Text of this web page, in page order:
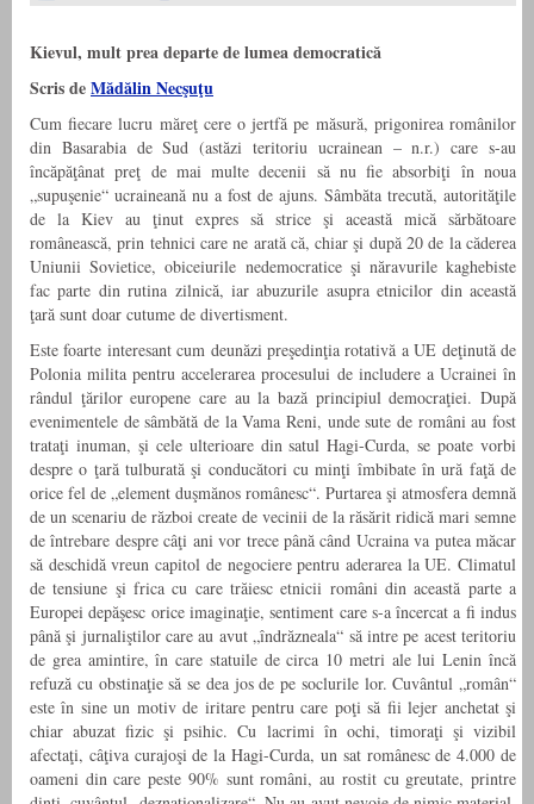
Kievul, mult prea departe de lumea democratică
Scris deMădălin Necşuţu
Cum fiecare lucru măreţ cere o jertfă pe măsură, prigonirea românilor
din Basarabia de Sud (astăzi teritoriu ucrainean – n.r.) care s-au
încăpăţânat preţ de mai multe decenii să nu fie absorbiţi în noua
„supuşenie“ ucraineană nu a fost de ajuns. Sâmbăta trecută, autorităţile
de la Kiev au ţinut expres să strice şi această mică sărbătoare
românească, prin tehnici care ne arată că, chiar şi după 20 de la căderea
Uniunii Sovietice, obiceiurile nedemocratice şi năravurile kaghebiste
fac parte din rutina zilnică, iar abuzurile asupra etnicilor din această
ţară sunt doar cutume de divertisment.
Este foarte interesant cum deunăzi preşedinţia rotativă a UE deţinută de
Polonia milita pentru accelerarea procesului de includere a Ucrainei în
rândul ţărilor europene care au la bază principiul democraţiei. După
evenimentele de sâmbătă de la Vama Reni, unde sute de români au fost
trataţi inuman, şi cele ulterioare din satul Hagi-Curda, se poate vorbi
despre o ţară tulburată şi conducători cu minţi îmbibate în ură faţă de
orice fel de „element duşmănos românesc“. Purtarea şi atmosfera demnă
de un scenariu de război create de vecinii de la răsărit ridică mari semne
de întrebare despre câţi ani vor trece până când Ucraina va putea măcar
să deschidă vreun capitol de negociere pentru aderarea la UE. Climatul
de tensiune şi frica cu care trăiesc etnicii români din această parte a
Europei depăşesc orice imaginaţie, sentiment care s-a încercat a fi indus
până şi jurnaliştilor care au avut „îndrăzneala“ să intre pe acest teritoriu
de grea amintire, în care statuile de circa 10 metri ale lui Lenin încă
refuză cu obstinaţie să se dea jos de pe soclurile lor. Cuvântul „român“
este în sine un motiv de iritare pentru care poţi să fii lejer anchetat şi
chiar abuzat fizic şi psihic. Cu lacrimi în ochi, timoraţi şi vizibil
afectaţi, câţiva curajoşi de la Hagi-Curda, un sat românesc de 4.000 de
oameni din care peste 90% sunt români, au rostit cu greutate, printre